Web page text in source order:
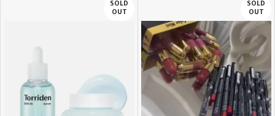
SOLD
OUT
SOLD
OUT